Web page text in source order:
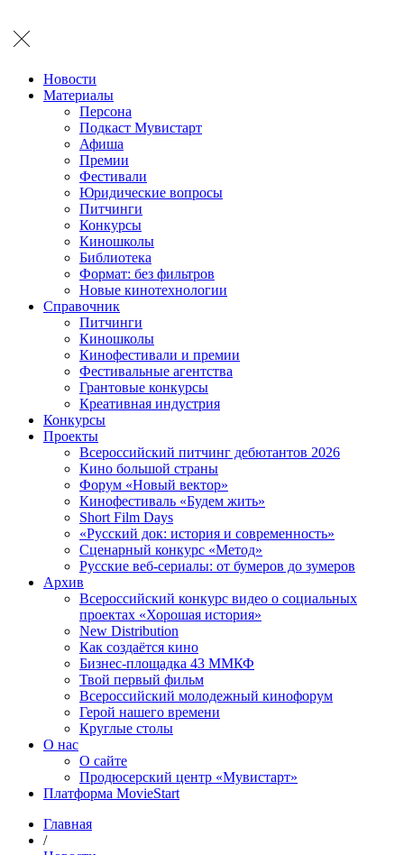
Новости
Материалы
Персона
Подкаст Мувистарт
Афиша
Премии
Фестивали
Юридические вопросы
Питчинги
Конкурсы
Киношколы
Библиотека
Формат: без фильтров
Новые кинотехнологии
Справочник
Питчинги
Киношколы
Кинофестивали и премии
Фестивальные агентства
Грантовые конкурсы
Креативная индустрия
Конкурсы
Проекты
Всероссийский питчинг дебютантов 2026
Кино большой страны
Форум «Новый вектор»
Кинофестиваль «Будем жить»
Short Film Days
«Русский док: история и современность»
Сценарный конкурс «Метод»
Русские веб-сериалы: от бумеров до зумеров
Архив
Всероссийский конкурс видео о социальных
проектах «Хорошая история»
New Distribution
Как создаётся кино
Бизнес-площадка 43 ММКФ
Твой первый фильм
Всероссийский молодежный кинофорум
Герой нашего времени
Круглые столы
О нас
О сайте
Продюсерский центр «Мувистарт»
Платформа MovieStart
Главная
/